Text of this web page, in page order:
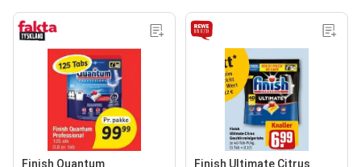
Finish Quantum Finish Ultimate Citrus